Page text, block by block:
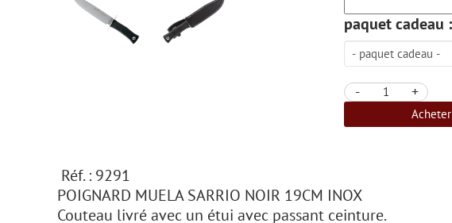
paquet cadeau :
- +
Acheter
Réf. : 9291
POIGNARD MUELA SARRIO NOIR 19CM INOX
Couteau livré avec un étui avec passant ceinture.